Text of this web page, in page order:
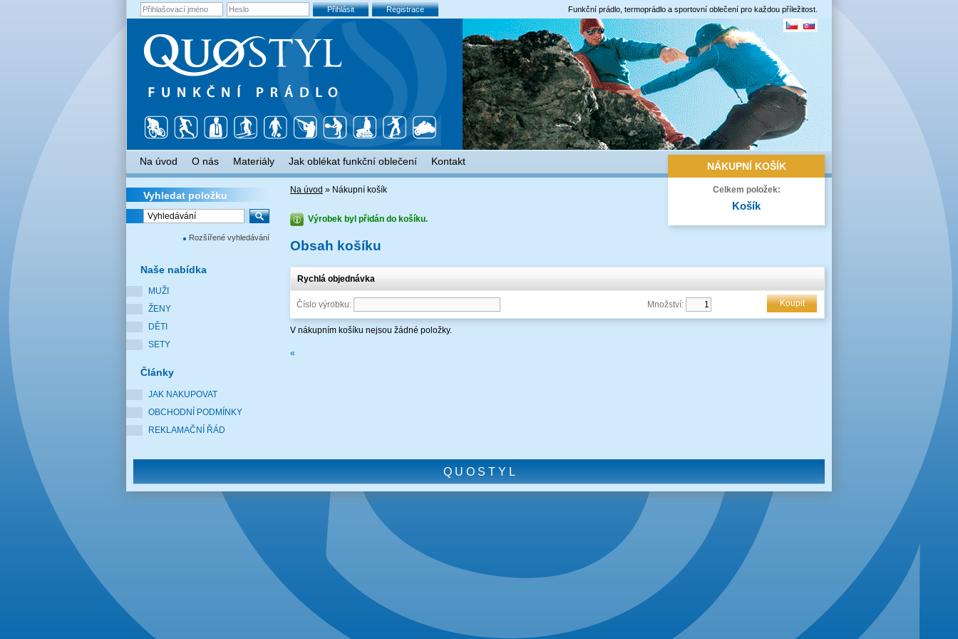
Funkční prádlo, termoprádlo a sportovní oblečení pro každou příležitost.
Přihlásit Registrace
Vyhledat položku
Rozšířené vyhledávání
Naše nabídka
MUŽI
ŽENY
DĚTI
SETY
Články
JAK NAKUPOVAT
OBCHODNÍ PODMÍNKY
REKLAMAČNÍ ŘÁD
Na úvod » Nákupní košík
Výrobek byl přidán do košíku.
Obsah košíku
Rychlá objednávka
Číslo výrobku: Množství: Koupit
V nákupním košíku nejsou žádné položky.
«
Q U O S T Y L
NÁKUPNÍ KOŠÍK
Celkem položek:
Košík
Na úvod O nás Materiály Jak oblékat funkční oblečení Kontakt